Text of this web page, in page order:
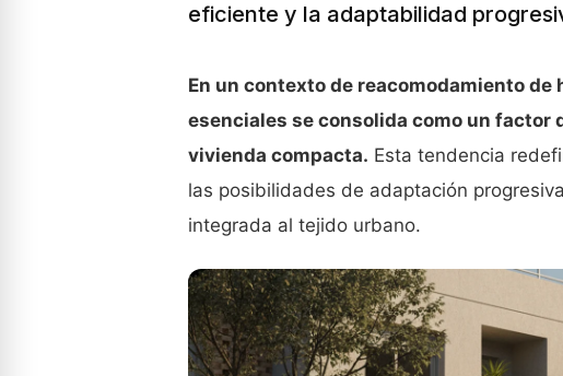
eficiente y la adaptabilidad
En un contexto de reacomodamiento
esenciales se consolida como un factor
vivienda compacta. Esta tendencia
las posibilidades de adaptación
integrada al tejido urbano.